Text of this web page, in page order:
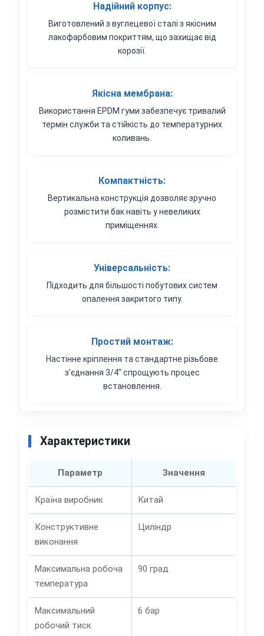
Надійний корпус:
Виготовлений з вуглецевої сталі з якісним
лакофарбовим покриттям, що захищає від
корозії.
Якісна мембрана:
Використання EPDM гуми забезпечує тривалий
термін служби та стійкість до температурних
коливань.
Компактність:
Вертикальна конструкція дозволяє зручно
розмістити бак навіть у невеликих
приміщеннях.
Універсальність:
Підходить для більшості побутових систем
опалення закритого типу.
Простий монтаж:
Настінне кріплення та стандартне різьбове
з'єднання 3/4" спрощують процес
встановлення.
Характеристики
Параметр Значення
Країна виробник Китай
Конструктивне
виконання
Циліндр
Максимальна робоча
температура
90 град.
Максимальний
робочий тиск
6 бар